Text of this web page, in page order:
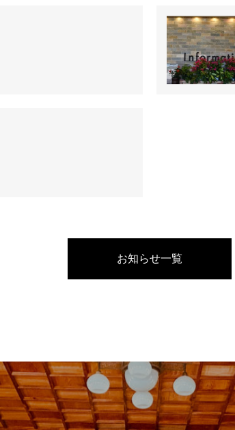
お知らせ一覧